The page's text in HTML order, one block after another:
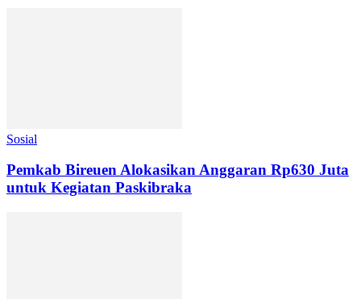
Sosial
Pemkab Bireuen Alokasikan Anggaran Rp630 Juta
untuk Kegiatan Paskibraka